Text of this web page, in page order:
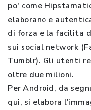
po' come
elaborano e
di forza e la facilita
sui social network
Tumblr). Gli utenti
oltre due milioni.
Per Android, da
qui, si elabora